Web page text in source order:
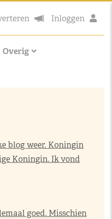
Inloggen
Overig
blog weer. Koningin
Koningin. Ik vond
goed. Misschien